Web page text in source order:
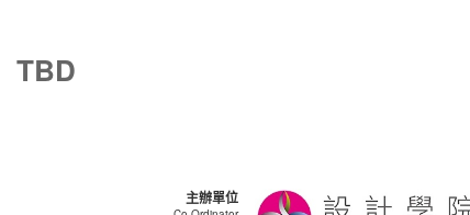
TBD
主辦單位